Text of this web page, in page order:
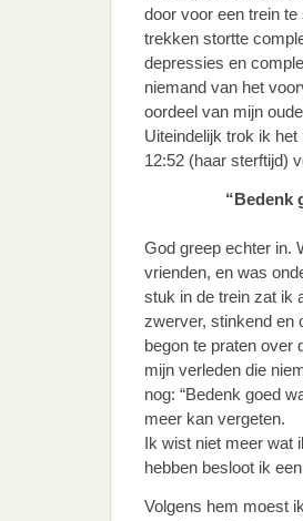
door voor een trein
trekken stortte
depressies en
niemand van het
oordeel van mijn
Uiteindelijk trok ik
12:52 (haar sterftijd)
“Bedenk
God greep echter in.
vrienden, en was
stuk in de trein zat ik
zwerver, stinkend en
begon te praten over
mijn verleden die
nog: “Bedenk goed
meer kan vergeten.
Ik wist niet meer wat
hebben besloot ik
Volgens hem moest